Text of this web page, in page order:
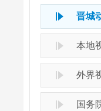
晋城
本地
外界
国务